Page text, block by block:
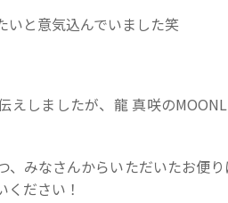
いと意気込んでいました笑
えしましたが、龍 真咲の
、みなさんからいただいたお便
ださい！